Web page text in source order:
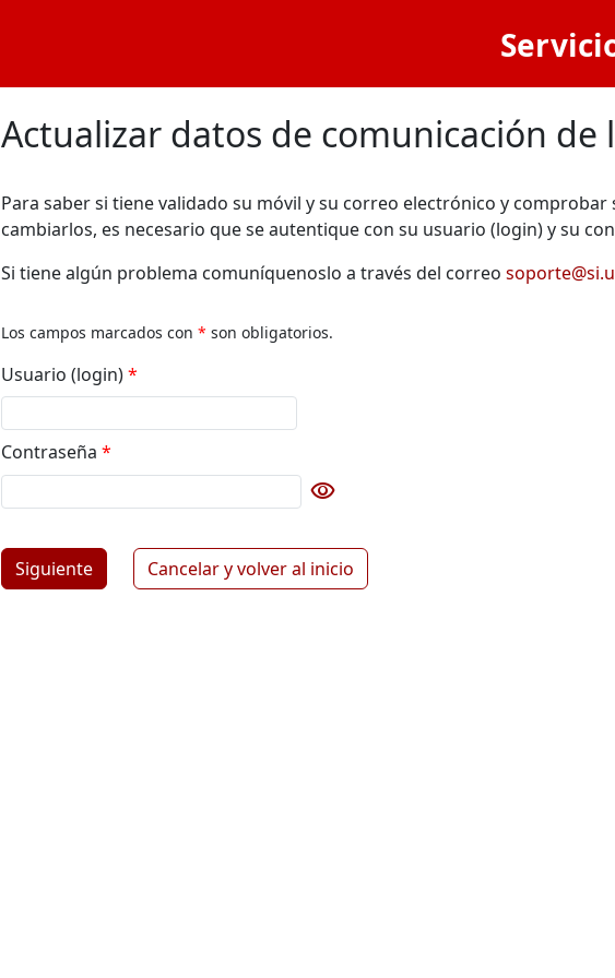
Actualizar datos de comunicación de
Para saber si tiene validado su móvil y su correo electrónico y
cambiarlos, es necesario que se autentique con su usuario (login) y su
Si tiene algún problema comuníquenoslo a través del correo
Los campos marcados con * son obligatorios.
Usuario (login)*
Contraseña *
visibility
Botón para cambiar la visibilidad de la contraseña
Siguiente Cancelar y volver al inicio